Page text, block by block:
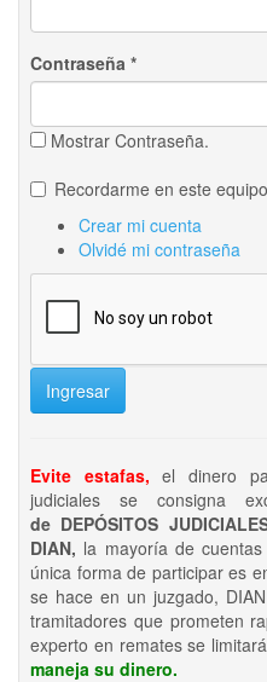
Contraseña *
Mostrar Contraseña.
Recordarme en este
Crear mi cuenta
Olvidé mi contraseña
Ingresar
Evite estafas, el dinero
judiciales se consigna
de DEPÓSITOS
DIAN, la mayoría de
única forma de participar es
se hace en un juzgado,
tramitadores que prometen
experto en remates se
maneja su dinero.